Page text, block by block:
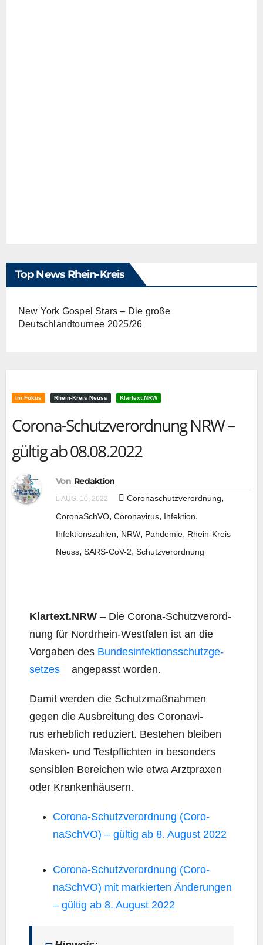
Top News Rhein-Kreis
New York Gospel Stars – Die große
Deutschlandtournee 2025/26
Im Fokus Rhein-Kreis Neuss Klartext.NRW
Corona-Schutzverordnung NRW –
gültig ab 08.08.2022
Von Redaktion
AUG. 10, 2022 Coronaschutzverordnung,
CoronaSchVO, Coronavirus, Infektion,
Infektionszahlen, NRW, Pandemie, Rhein-Kreis
Neuss, SARS-CoV-2, Schutzverordnung
Klartext.NRW – Die Coro­na-Schutz­ver­ord­
nung für Nord­rhein-West­fa­len ist an die
Vor­ga­ben des Bun­des­in­fek­ti­ons­schutz­ge­
set­zes
ange­passt worden.
Damit wer­den die Schutz­maß­nah­men
gegen die Aus­brei­tung des Coro­na­vi­
rus erheb­lich redu­ziert. Bestehen blei­ben
Mas­ken- und Test­pflich­ten in beson­ders
sen­si­blen Berei­chen wie etwa Arzt­pra­xen
oder Krankenhäusern.
Coro­na-Schutz­ver­ord­nung (Coro­
naSch­VO) – gül­tig ab 8. August 2022
Coro­na-Schutz­ver­ord­nung (Coro­
naSch­VO) mit mar­kier­ten Ände­run­gen
– gül­tig ab 8. August 2022